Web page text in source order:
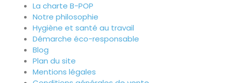
La charte B-POP
Notre philosophie
Hygiène et santé au travail
Démarche éco-responsable
Blog
Plan du site
Mentions légales